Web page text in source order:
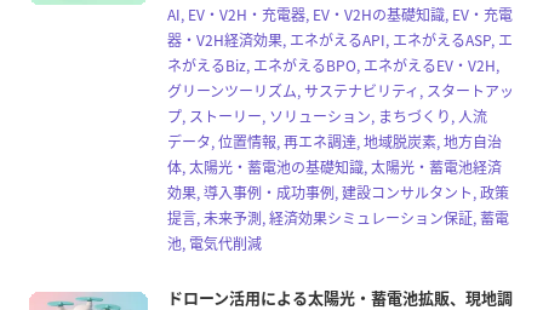
AI, EV・V2H・充電器, EV・V2Hの基礎知識, EV・充電
器・V2H経済効果, エネがえるAPI, エネがえるASP, エ
ネがえるBiz, エネがえるBPO, エネがえるEV・V2H,
グリーンツーリズム, サステナビリティ, スタートアッ
プ, ストーリー, ソリューション, まちづくり, 人流
データ, 位置情報, 再エネ調達, 地域脱炭素, 地方自治
体, 太陽光・蓄電池の基礎知識, 太陽光・蓄電池経済
効果, 導入事例・成功事例, 建設コンサルタント, 政策
提言, 未来予測, 経済効果シミュレーション保証, 蓄電
池, 電気代削減
ドローン活用による太陽光・蓄電池拡販、現地調